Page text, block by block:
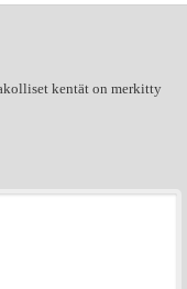
kentät on merkitty